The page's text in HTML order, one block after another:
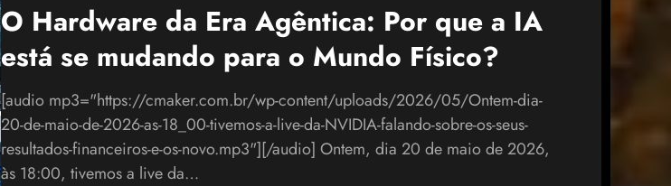
O Hardware da Era Agêntica: Por que a IA
está se mudando para o Mundo Físico?
[audio mp3="https://cmaker.com.br/wp-content/uploads/2026/05/Ontem-dia-
20-de-maio-de-2026-as-18_00-tivemos-a-live-da-NVIDIA-falando-sobre-os-seus-
resultados-financeiros-e-os-novo.mp3"][/audio] Ontem, dia 20 de maio de 2026,
às 18:00, tivemos a live da…